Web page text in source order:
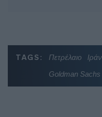
TAGS: Πετρέλαιο Ιράν
Goldman Sachs